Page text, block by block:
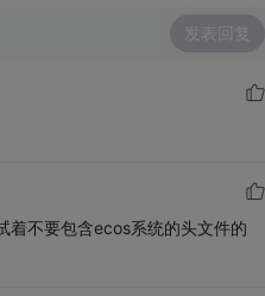
发表回复
着不要包含ecos系统的头文件的